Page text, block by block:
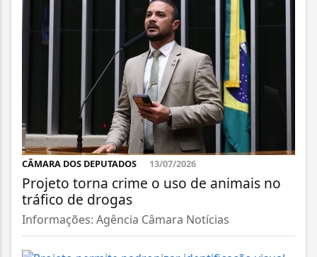
CÂMARA DOS DEPUTADOS 13/07/2026
Projeto torna crime o uso de animais no
tráfico de drogas
Informações: Agência Câmara Notícias